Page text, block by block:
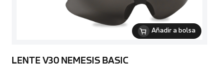
Añadir a bolsa
LENTE V30 NEMESIS BASIC